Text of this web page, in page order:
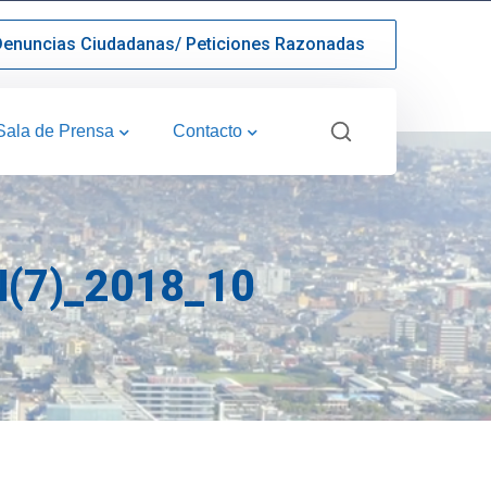
Ciudadanas/ Peticiones Razonadas
de Prensa Contacto